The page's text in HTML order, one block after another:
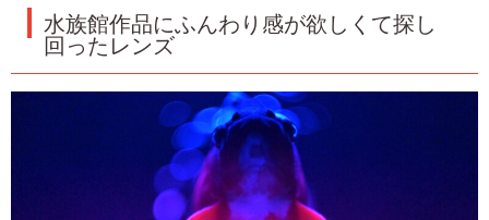
水族館作品にふんわり感が欲しくて探し
回ったレンズ